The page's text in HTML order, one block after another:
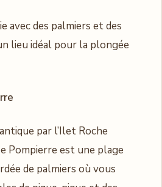
avec des palmiers et des
lieu idéal pour la plongée
par l’Ilet Roche
Pompierre est une plage
de palmiers où vous